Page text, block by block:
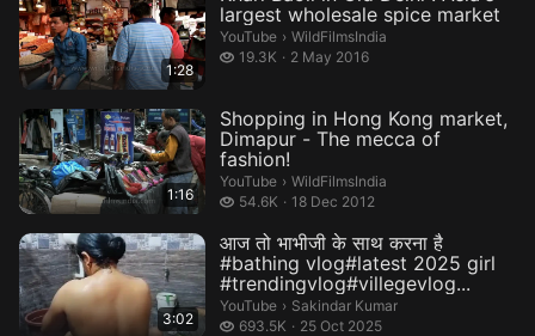
1:28
largest wholesale spice market
YouTube › WildFilmsIndia.
WildFilmsIndia
19.3K
19.3 thousand views
2 May 2016
1:16
Shopping in Hong Kong market,
Dimapur - The mecca of
fashion!
YouTube › WildFilmsIndia.
WildFilmsIndia
54.6K
54.6 thousand views
18 Dec 2012
3:02
आज तो भाभीजी के साथ करना है
#bathing vlog#latest 2025 girl
#trendingvlog#villegevlog...
YouTube › Sakindar Kumar.
Sakindar Kumar
693.5K
693.5 thousand views
25 Oct 2025